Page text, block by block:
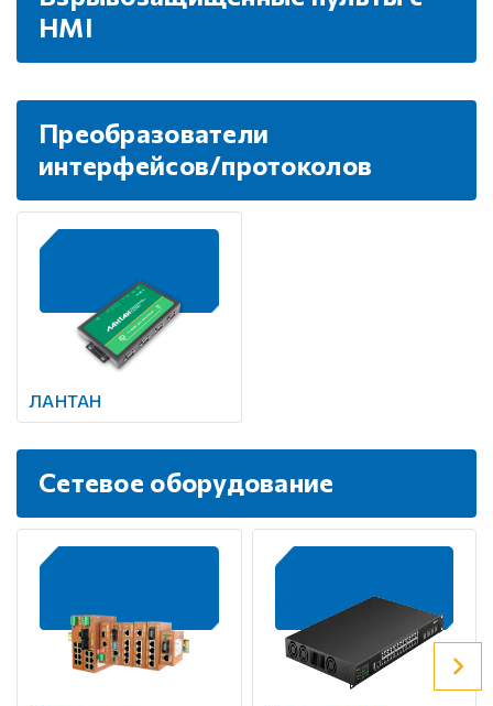
HMI
Преобразователи
интерфейсов/протоколов
ЛАНТАН
Сетевое оборудование